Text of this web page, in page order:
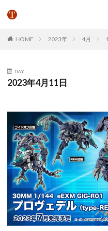
HOME 2023年 4月
DAY
2023年4月11日